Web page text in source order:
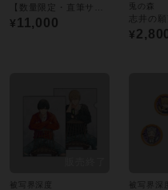
¥11,000
兎の森
志井の願
¥
被写界深度 被写界深度